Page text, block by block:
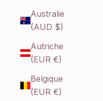
Australie
(AUD $)
Autriche
(EUR €)
Belgique
(EUR €)